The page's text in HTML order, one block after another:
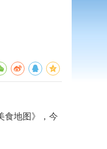
食地图》，今